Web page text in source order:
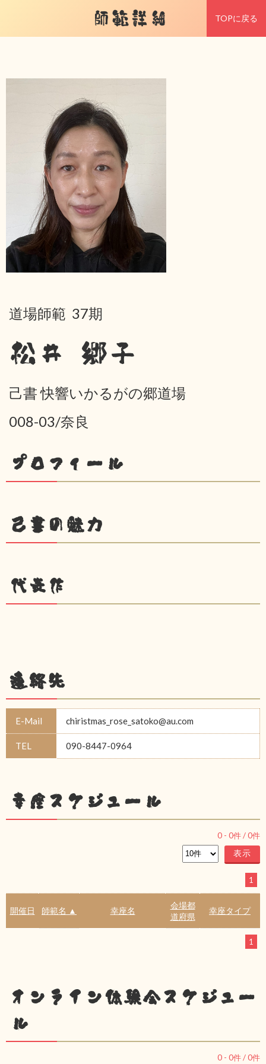
師範詳細 TOPに戻る
道場師範 37期
松井 郷子
己書 快響いかるがの郷道場
008-03/奈良
プロフィール
己書の魅力
代表作
連絡先
E-Mail chiristmas_rose_satoko@au.com
TEL 090-8447-0964
幸座スケジュール
0 - 0件 /0件
1
開催日 師範名 ▲ 幸座名
会場都
道府県
幸座タイプ
1
オンライン体験会スケジュー
ル
0 - 0件 /0件